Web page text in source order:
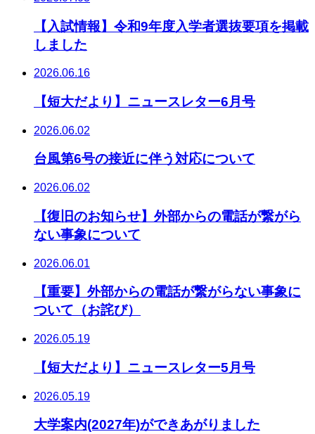
【入試情報】令和9年度入学者選抜要項を掲載
しました
2026.06.16
【短大だより】ニュースレター6月号
2026.06.02
台風第6号の接近に伴う対応について
2026.06.02
【復旧のお知らせ】外部からの電話が繋がら
ない事象について
2026.06.01
【重要】外部からの電話が繋がらない事象に
ついて（お詫び）
2026.05.19
【短大だより】ニュースレター5月号
2026.05.19
大学案内(2027年)ができあがりました